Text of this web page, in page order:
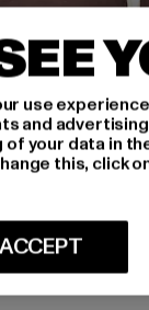
Territory
DKKpris: 561,00
1.020,00 DKK
use
and
your data in
this, click
ACCEPT